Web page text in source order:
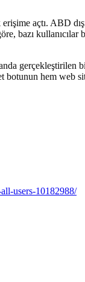
açtı. ABD
bazı
gerçekleştirilen
hem web
users-10182988/